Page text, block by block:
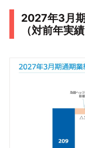
2027年3月
（対前年実績